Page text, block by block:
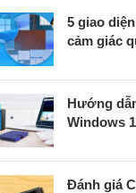
5 giao
cảm giác
Hướng
Windows
Đánh giá